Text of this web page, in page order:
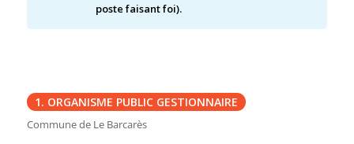
poste faisant foi).
1. ORGANISME PUBLIC GESTIONNAIRE
Commune de Le Barcarès